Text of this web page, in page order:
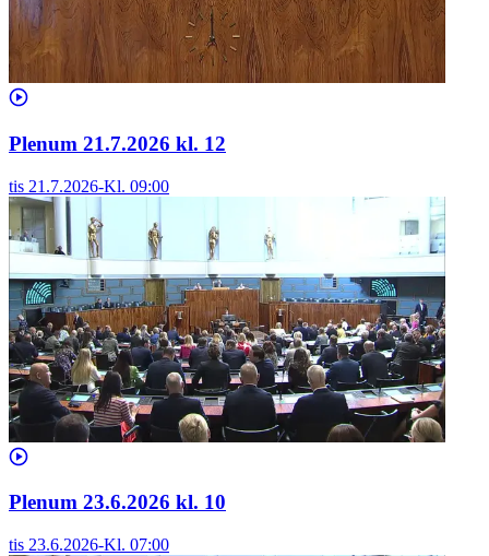
Plenum 21.7.2026 kl. 12
tis 21.7.2026-Kl. 09:00
Plenum 23.6.2026 kl. 10
tis 23.6.2026-Kl. 07:00